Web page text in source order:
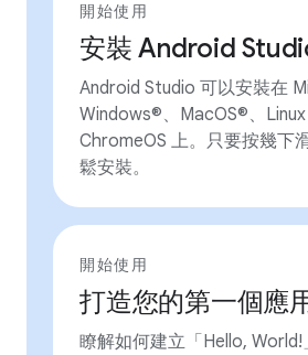
開始使用
安裝 Android
Android Studio 可以安裝在
Windows®、MacOS®、
ChromeOS 上。只要按幾下
鬆安裝。
開始使用
打造您的第一個應
瞭解如何建立「Hello,